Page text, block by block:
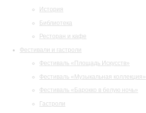
История
Библиотека
Ресторан и кафе
Фестивали и гастроли
Фестиваль «Площадь Искусств»
Фестиваль «Музыкальная коллекция»
Фестиваль «Барокко в белую ночь»
Гастроли